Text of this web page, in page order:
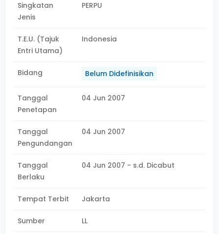
Singkatan
Jenis
PERPU
T.E.U. (Tajuk
Entri Utama)
Indonesia
Bidang Belum Didefinisikan
Tanggal
Penetapan
04 Jun 2007
Tanggal
Pengundangan
04 Jun 2007
Tanggal
Berlaku
04 Jun 2007 - s.d. Dicabut
Tempat Terbit Jakarta
Sumber LL